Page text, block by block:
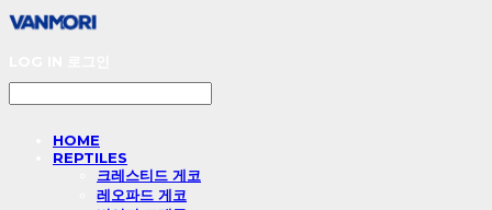
HOME
REPTILES
크레스티드 게코
레오파드 게코